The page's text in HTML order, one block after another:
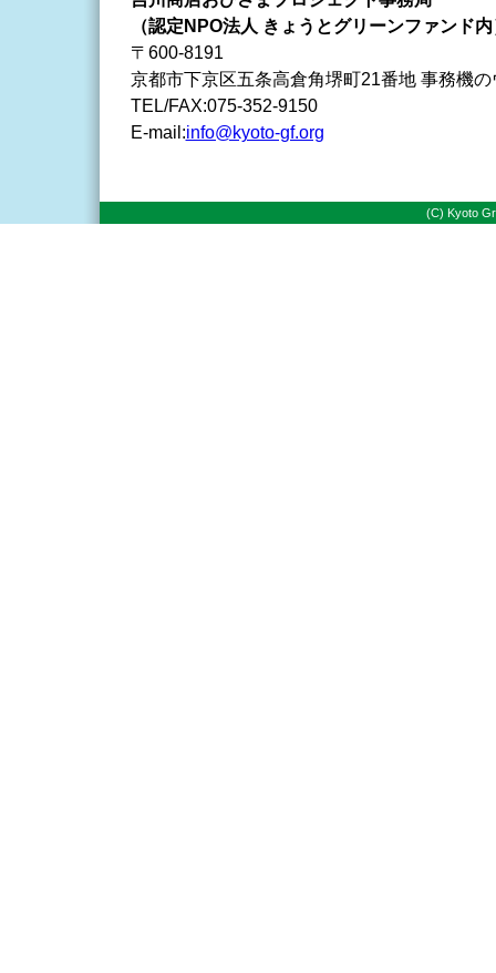
（認定NPO法人 きょうとグリーンファンド内
〒600-8191
京都市下京区五条高倉角堺町21番地 事務機
TEL/FAX:075-352-9150
E-mail:info@kyoto-gf.org
(C) Kyoto